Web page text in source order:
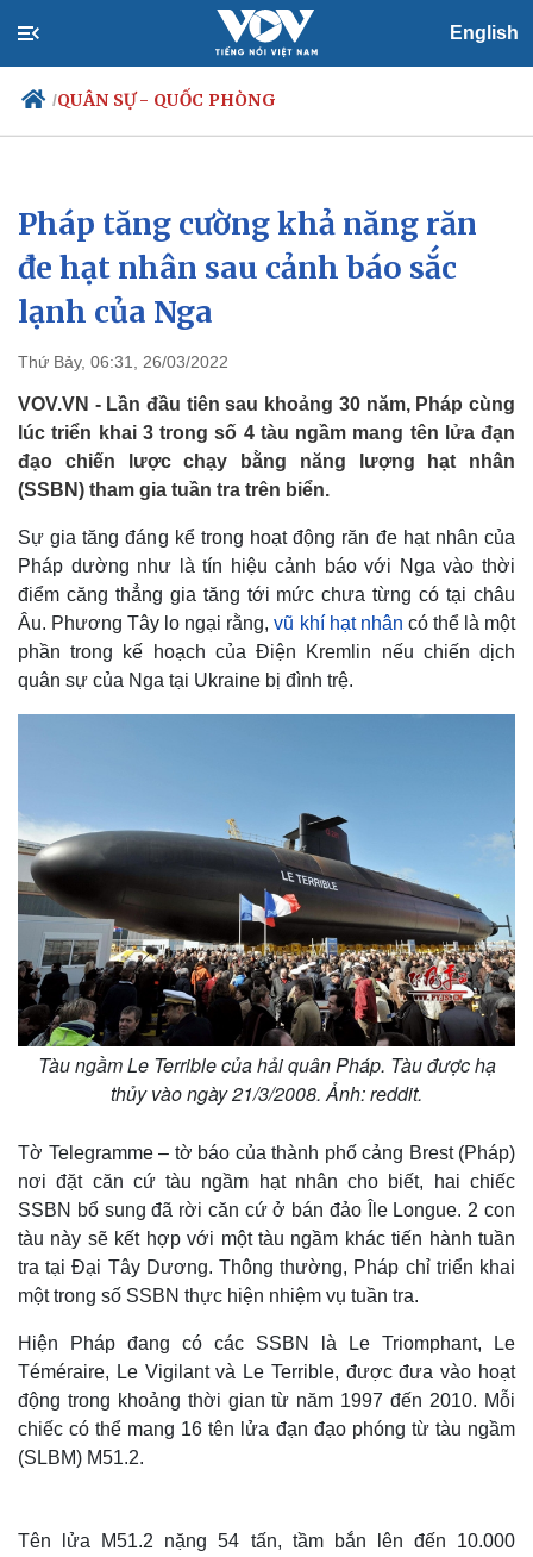
English
/QUÂN SỰ - QUỐC PHÒNG
Chính trị
Đảng
Tổ chức nhân sự
Quốc hội
Nhận diện sự thật
Xã hội
Tin 24h
Dự báo thời tiết
Pháp tăng cường khả năng răn
đe hạt nhân sau cảnh báo sắc
lạnh của Nga
Thứ Bảy, 06:31, 26/03/2022
VOV.VN - Lần đầu tiên sau khoảng 30 năm, Pháp cùng
lúc triển khai 3 trong số 4 tàu ngầm mang tên lửa đạn
đạo chiến lược chạy bằng năng lượng hạt nhân
(SSBN) tham gia tuần tra trên biển.
Sự gia tăng đáng kể trong hoạt động răn đe hạt nhân của
Pháp dường như là tín hiệu cảnh báo với Nga vào thời
điểm căng thẳng gia tăng tới mức chưa từng có tại châu
Âu. Phương Tây lo ngại rằng,vũ khí hạt nhân có thể là một
phần trong kế hoạch của Điện Kremlin nếu chiến dịch
quân sự của Nga tại Ukraine bị đình trệ.
Tàu ngầm Le Terrible của hải quân Pháp. Tàu được hạ
thủy vào ngày 21/3/2008. Ảnh: reddit.
Tờ Telegramme – tờ báo của thành phố cảng Brest (Pháp)
nơi đặt căn cứ tàu ngầm hạt nhân cho biết, hai chiếc
SSBN bổ sung đã rời căn cứ ở bán đảo Île Longue. 2 con
tàu này sẽ kết hợp với một tàu ngầm khác tiến hành tuần
tra tại Đại Tây Dương. Thông thường, Pháp chỉ triển khai
một trong số SSBN thực hiện nhiệm vụ tuần tra.
Hiện Pháp đang có các SSBN là Le Triomphant, Le
Téméraire, Le Vigilant và Le Terrible, được đưa vào hoạt
động trong khoảng thời gian từ năm 1997 đến 2010. Mỗi
chiếc có thể mang 16 tên lửa đạn đạo phóng từ tàu ngầm
(SLBM) M51.2.
Tên lửa M51.2 nặng 54 tấn, tầm bắn lên đến 10.000